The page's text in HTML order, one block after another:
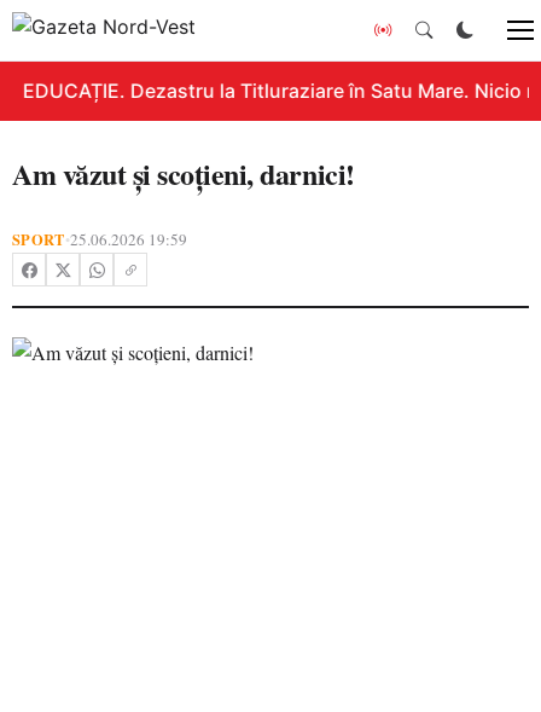
EDUCAȚIE. Dezastru la Titluraziare în Satu Mare. Nicio
Am văzut și scoțieni, darnici!
SPORT•25.06.2026 19:59